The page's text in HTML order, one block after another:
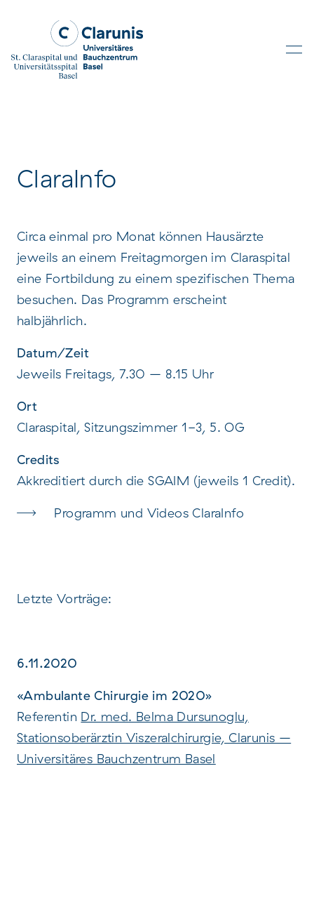
ClaraInfo
Circa einmal pro Monat können Hausärzte
jeweils an einem Freitagmorgen im Claraspital
eine Fortbildung zu einem spezifischen Thema
besuchen. Das Programm erscheint
halbjährlich.
Datum/Zeit
Jeweils Freitags, 7.30 – 8.15 Uhr
Ort
Claraspital, Sitzungszimmer 1-3, 5. OG
Credits
Akkreditiert durch die SGAIM (jeweils 1 Credit).
Programm und Videos ClaraInfo
Letzte Vorträge:
6.11.2020
«Ambulante Chirurgie im 2020»
Referentin Dr. med. Belma Dursunoglu,
Stationsoberärztin Viszeralchirurgie, Clarunis –
Universitäres Bauchzentrum Basel